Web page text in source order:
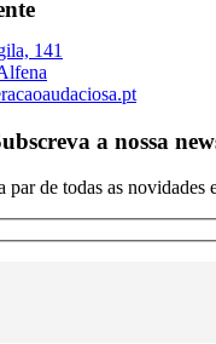
141
a nossa
par de todas as novidades